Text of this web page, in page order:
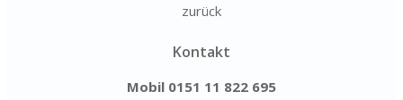
zurück
Kontakt
Mobil 0151 11 822 695